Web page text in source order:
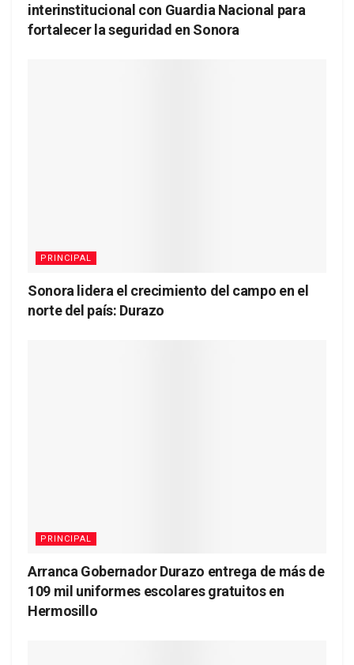
interinstitucional con Guardia Nacional para
fortalecer la seguridad en Sonora
PRINCIPAL
Sonora lidera el crecimiento del campo en el
norte del país: Durazo
PRINCIPAL
Arranca Gobernador Durazo entrega de más de
109 mil uniformes escolares gratuitos en
Hermosillo